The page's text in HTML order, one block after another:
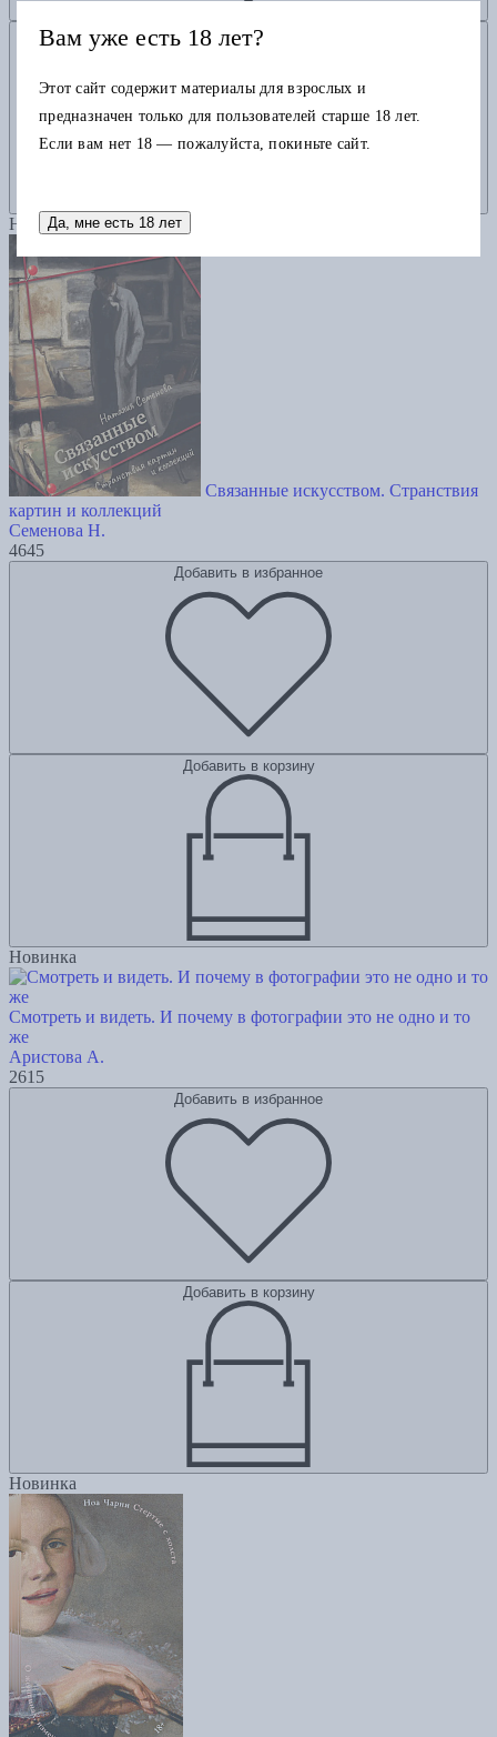
Добавить в корзину
Новинка
Связанные искусством. Странствия
картин и коллекций
Семенова Н.
4645
Добавить в избранное
Добавить в корзину
Новинка
Смотреть и видеть. И почему в фотографии это не одно и то
же
Аристова А.
2615
Добавить в избранное
Добавить в корзину
Новинка
Вам уже есть 18 лет?
Этот сайт содержит материалы для взрослых и
предназначен только для пользователей старше 18 лет.
Если вам нет 18 — пожалуйста, покиньте сайт.
Да, мне есть 18 лет